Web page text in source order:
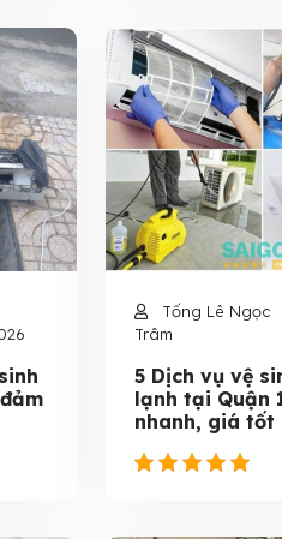
Tống Lê Ngọc
Trâm
5 Dịch vụ vệ
lạnh tại Quận
nhanh, giá tốt